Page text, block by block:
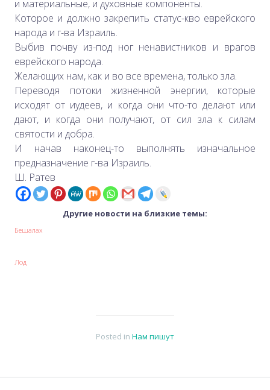
и материальные, и духовные компоненты.
Которое и должно закрепить статус-кво еврейского
народа и г-ва Израиль.
Выбив почву из-под ног ненавистников и врагов
еврейского народа.
Желающих нам, как и во все времена, только зла.
Переводя потоки жизненной энергии, которые
исходят от иудеев, и когда они что-то делают или
дают, и когда они получают, от сил зла к силам
святости и добра.
И начав наконец-то выполнять изначальное
предназначение г-ва Израиль.
Ш. Ратев
Другие новости на близкие темы:
Бешалах
Лод
Posted in Нам пишут